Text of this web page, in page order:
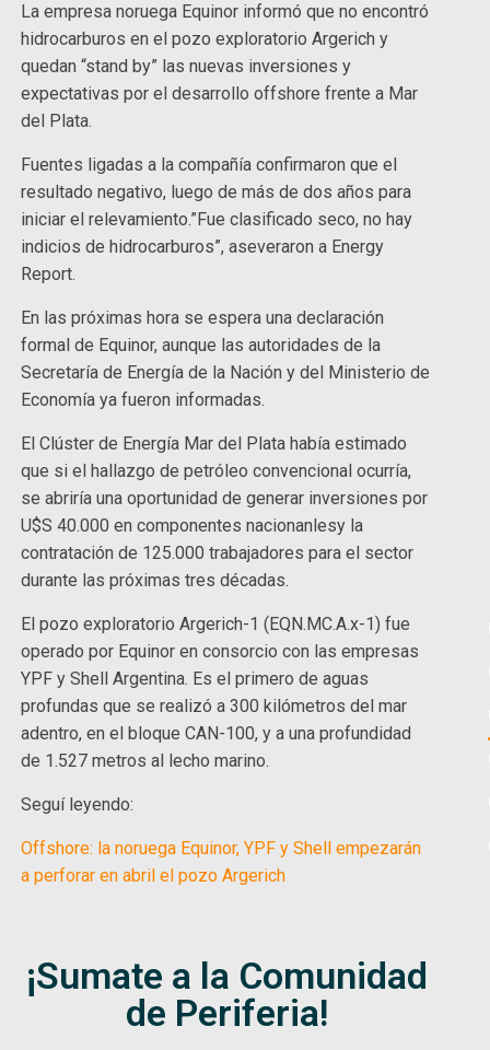
La empresa noruega Equinor informó que no encontró
hidrocarburos en el pozo exploratorio Argerich y
quedan “stand by” las nuevas inversiones y
expectativas por el desarrollo offshore frente a Mar
del Plata.
Fuentes ligadas a la compañía confirmaron que el
resultado negativo, luego de más de dos años para
iniciar el relevamiento.”Fue clasificado seco, no hay
indicios de hidrocarburos”, aseveraron a Energy
Report.
En las próximas hora se espera una declaración
formal de Equinor, aunque las autoridades de la
Secretaría de Energía de la Nación y del Ministerio de
Economía ya fueron informadas.
El Clúster de Energía Mar del Plata había estimado
que si el hallazgo de petróleo convencional ocurría,
se abriría una oportunidad de generar inversiones por
U$S 40.000 en componentes nacionanlesy la
contratación de 125.000 trabajadores para el sector
durante las próximas tres décadas.
El pozo exploratorio Argerich-1 (EQN.MC.A.x-1) fue
operado por Equinor en consorcio con las empresas
YPF y Shell Argentina. Es el primero de aguas
profundas que se realizó a 300 kilómetros del mar
adentro, en el bloque CAN-100, y a una profundidad
de 1.527 metros al lecho marino.
Seguí leyendo:
Offshore: la noruega Equinor, YPF y Shell empezarán
a perforar en abril el pozo Argerich
¡Sumate a la Comunidad
de Periferia!